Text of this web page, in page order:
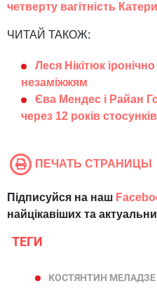
четверту вагітність
ЧИТАЙ ТАКОЖ:
Леся Нікітюк
незаміжжям
Єва Мендес і Райан
через 12 років стосунків
ПЕЧАТЬ СТРАНИЦЫ
Підписуйся на наш
найцікавіших та
ТЕГИ
КОСТЯНТИН МЕЛАДЗЕ